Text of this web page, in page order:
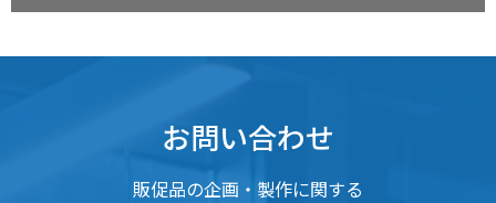
お問い合わせ
販促品の企画・製作に関する